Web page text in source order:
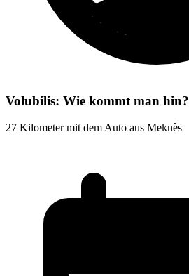
Volubilis: Wie kommt man hin?
27 Kilometer mit dem Auto aus Meknès